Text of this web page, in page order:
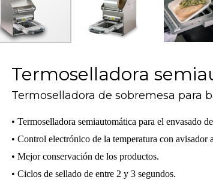
Termoselladora
Termoselladora de sobremesa para
• Termoselladora semiautomática para el envasado
• Control electrónico de la temperatura con
• Mejor conservación de los productos.
• Ciclos de sellado de entre 2 y 3 segundos.